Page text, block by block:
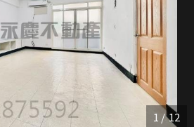
熱門關鍵字
2026 新北降價好屋限量釋出
2026 台南降價好屋限量釋出